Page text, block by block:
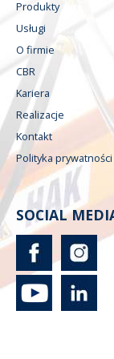
Produkty
Usługi
O firmie
CBR
Kariera
Realizacje
Kontakt
Polityka prywatności
SOCIAL